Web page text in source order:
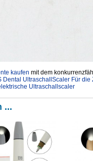
kaufen mit dem
UltraschallScaler Für die
Ultraschallscaler
...